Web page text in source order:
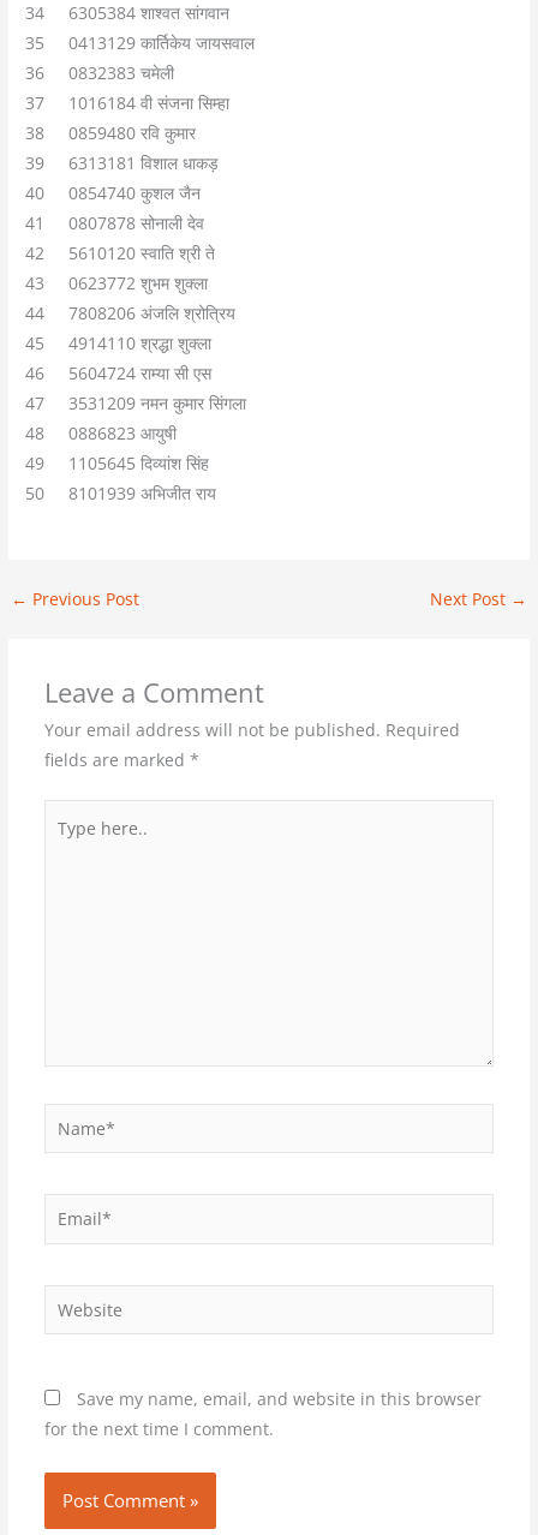
34 6305384 शाश्वत सांगवान
35 0413129 कार्तिकेय जायसवाल
36 0832383 चमेली
37 1016184 वी संजना सिम्हा
38 0859480 रवि कुमार
39 6313181 विशाल धाकड़
40 0854740 कुशल जैन
41 0807878 सोनाली देव
42 5610120 स्वाति श्री ते
43 0623772 शुभम शुक्ला
44 7808206 अंजलि श्रोत्रिय
45 4914110 श्रद्धा शुक्ला
46 5604724 राम्या सी एस
47 3531209 नमन कुमार सिंगला
48 0886823 आयुषी
49 1105645 दिव्यांश सिंह
50 8101939 अभिजीत राय
← Previous Post Next Post →
Leave a Comment
Your email address will not be published. Required
fields are marked *
here..
Email*
Website
Save my name, email, and website in this browser
for the next time I comment.